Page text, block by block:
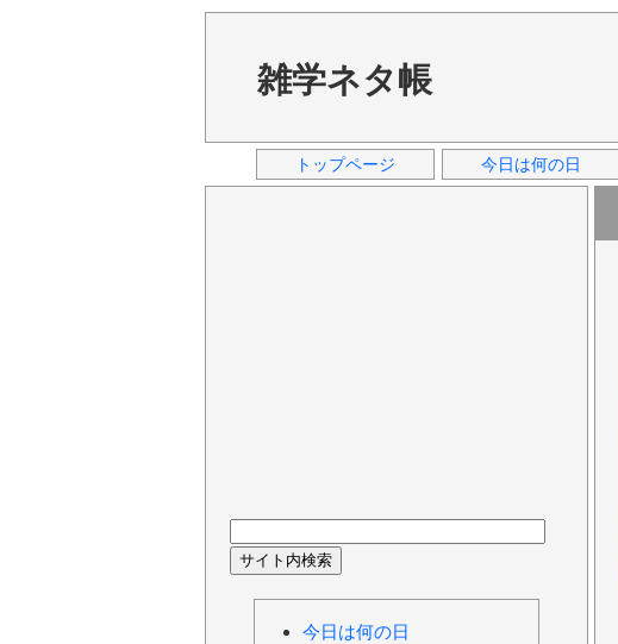
雑学ネタ帳
トップページ 今日は何の日
今日は何の日